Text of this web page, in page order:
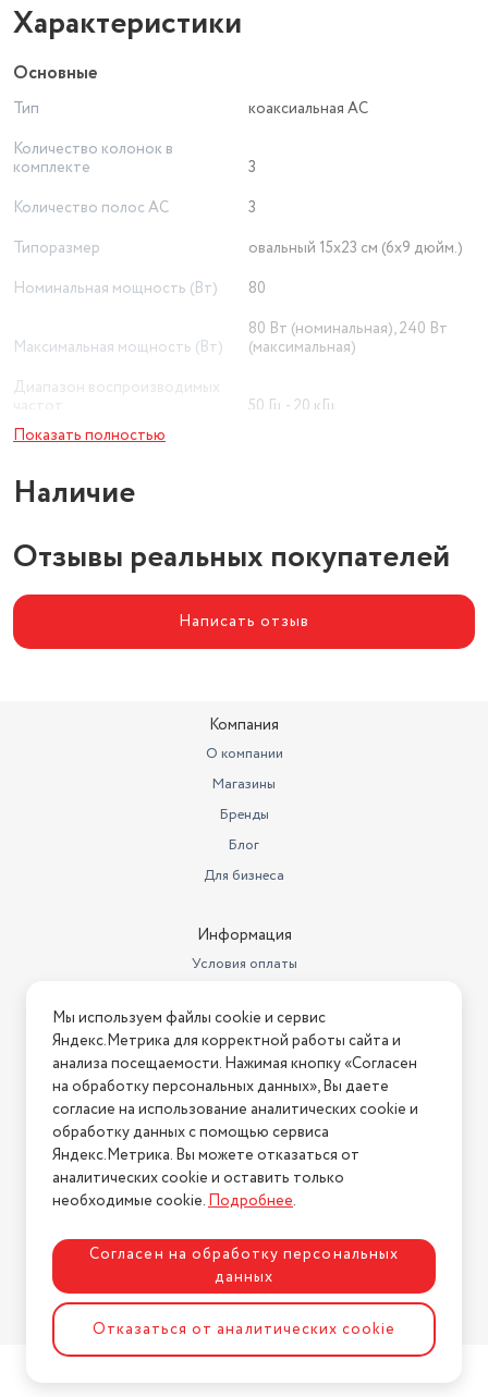
Характеристики
Основные
Тип
коаксиальная АС
Количество колонок в
комплекте
3
Количество полос AC
3
Типоразмер
овальный 15x23 см (6x9 дюйм.)
Номинальная мощность (Вт)
80
Максимальная мощность (Вт)
80 Вт (номинальная), 240 Вт
(максимальная)
Диапазон воспроизводимых
50 Гц - 20 кГц
Разъём Micro USB
Минимальная частота (Гц)
Чувствительность (дБ)
93
Импеданс (Ом)
Показать полностью
Наличие
Отзывы реальных покупателей
Написать отзыв
Компания
О компании
Магазины
Бренды
Блог
Для бизнеса
Информация
Условия оплаты
Условия возврата
Нашли ошибку на сайте? Напишите нам
2026 © Интернет-магазин "АстМаркет". У нас есть всё!
Политика конфиденциальности
Разработка сайтаASTDESIGN
Мы используем файлы cookie и сервис
Яндекс.Метрика для корректной работы сайта и
анализа посещаемости. Нажимая кнопку «Согласен
на обработку персональных данных», Вы даете
согласие на использование аналитических cookie и
обработку данных с помощью сервиса
Яндекс.Метрика. Вы можете отказаться от
аналитических cookie и оставить только
необходимые cookie.Подробнее.
Согласен на обработку персональных
данных
Отказаться от аналитических cookie